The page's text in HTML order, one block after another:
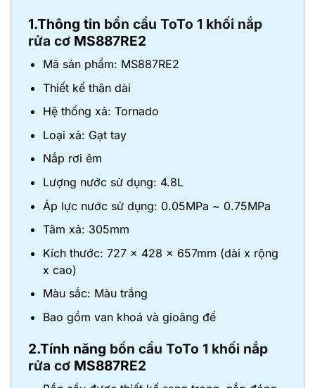
1.Thông tin bồn cầu ToTo 1 khối nắp
rửa cơ MS887RE2
Mã sản phẩm: MS887RE2
Thiết kế thân dài
Hệ thống xả: Tornado
Loại xả: Gạt tay
Nắp rơi êm
Lượng nước sử dụng: 4.8L
Áp lực nước sử dụng: 0.05MPa ~ 0.75MPa
Tâm xả: 305mm
Kích thước: 727 x 428 x 657mm (dài x rộng
x cao)
Màu sắc: Màu trắng
Bao gồm van khoá và gioăng đế
2.Tính năng bồn cầu ToTo 1 khối nắp
rửa cơ MS887RE2